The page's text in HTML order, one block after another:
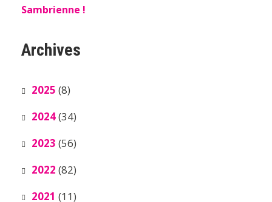
Sambrienne !
Archives
2025 (8)
2024(34)
2023 (56)
2022 (82)
2021 (11)